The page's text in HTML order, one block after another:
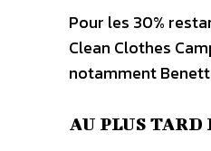
Pour les 30%
Clean Clothes
notamment
AU PLUS